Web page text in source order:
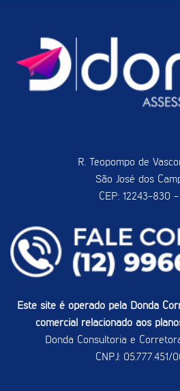
R. Teopompo de
São José dos
CEP: 12243-830
Este site é operado pela Donda
comercial relacionado aos
Donda Consultoria e
CNPJ: 05.777.451/